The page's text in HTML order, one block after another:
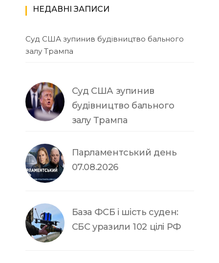
НЕДАВНІ ЗАПИСИ
Суд США зупинив будівництво бального
залу Трампа
Суд США зупинив
будівництво бального
залу Трампа
Парламентський день
07.08.2026
База ФСБ і шість суден:
СБС уразили 102 цілі РФ